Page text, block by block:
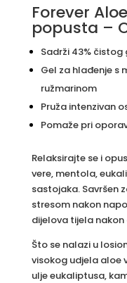
Forever
popusta –
Sadrži 43%
Gel za hlađenje s
ružmarinom
Pruža intenzivan
Pomaže pri
Relaksirajte se i
vere, mentola,
sastojaka. Savršen
stresom nakon
dijelova tijela
Što se nalazi u
visokog udjela aloe
ulje eukaliptusa,